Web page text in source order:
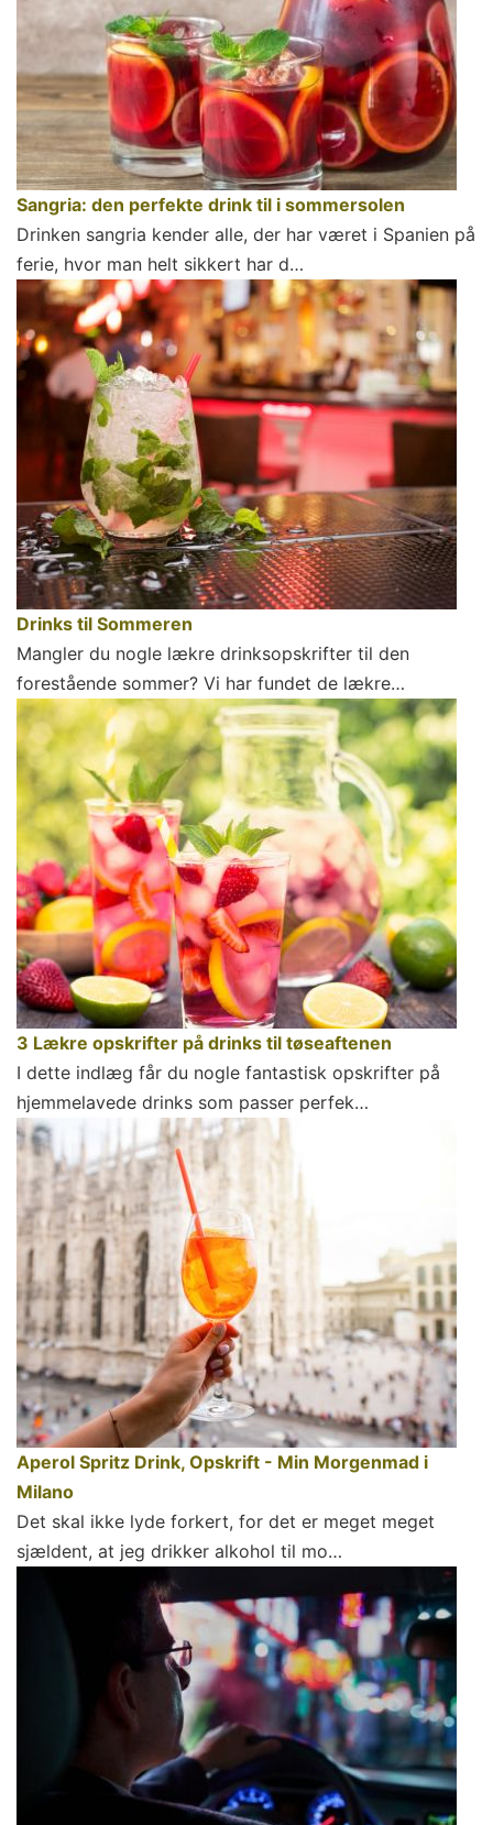
Sangria: den perfekte drink til i sommersolen
Drinken sangria kender alle, der har været i Spanien på
ferie, hvor man helt sikkert har d…
Drinks til Sommeren
Mangler du nogle lækre drinksopskrifter til den
forestående sommer? Vi har fundet de lækre…
3 Lækre opskrifter på drinks til tøseaftenen
I dette indlæg får du nogle fantastisk opskrifter på
hjemmelavede drinks som passer perfek…
Aperol Spritz Drink, Opskrift - Min Morgenmad i
Milano
Det skal ikke lyde forkert, for det er meget meget
sjældent, at jeg drikker alkohol til mo…